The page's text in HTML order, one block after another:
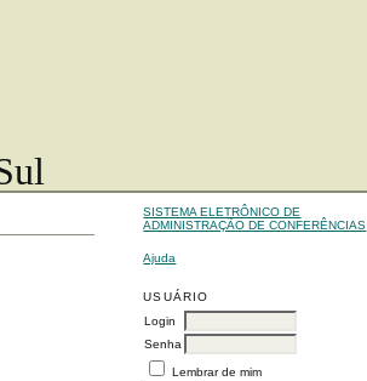
SISTEMA ELETRÔNICO DE
ADMINISTRAÇÃO DE CONFERÊNCIAS
Ajuda
USUÁRIO
Login
Senha
Lembrar de mim